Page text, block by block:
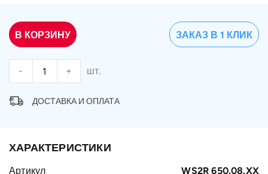
В КОРЗИНУ
- + шт.
ЗАКАЗ В 1 КЛИК
ДОСТАВКА И ОПЛАТА
ХАРАКТЕРИСТИКИ
Артикул WS2R 650.08.XX